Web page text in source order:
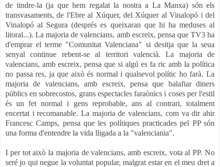
de tindre-la (ja que hem regalat la nostra a La Manxa) són els
transvasaments, de l'Ebre al Xúquer, del Xúquer al Vinalopó i del
Vinalopó al Segura (després es queixaran que hi ha meduses al
litoral...). La majoria de valencians, amb escreix, pensa que TV3 ha
d'emprar el terme "Comunitat Valenciana" si desitja que la seua
senyal continue rebent-se al territori valencià. La majoria de
valencians, amb escreix, pensa que si algú es fa ric amb la política
no passa res, ja que això és normal i qualsevol polític ho farà. La
majoria de valencians, amb escreix, pensa que balafiar diners
públics en sobrecostos, grans espectacles faraònics i coses per l'estil
és un fet normal i gens reprobable, ans al contrari, totalment
encertat i recomanable. La majoria de valencians, com va dir ahir
Francesc Camps, pensa que les polítiques practicades pel PP són
una forma d'entendre la vida lligada a la "valenciania".
I per tot això la majoria de valencians, amb escreix, vota al PP. No
seré jo qui negue la voluntat popular, malgrat estar en el meu dret a